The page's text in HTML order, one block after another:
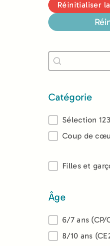
Réinitialiser
Recherche
Rechercher
Catégorie
Catégorie
Sélection
Coup de
Lectorat
Filles et
Âge
Âge6/7 ans (CP/
8/10 ans